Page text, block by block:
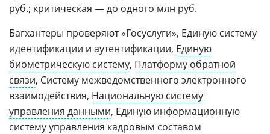
руб.; критическая — до одного млн руб.
Багхантеры проверяют «Госуслуги», Единую систему
идентификации и аутентификации, Единую
биометрическую систему, Платформу обратной
связи, Систему межведомственного электронного
взаимодействия, Национальную систему
управления данными, Единую информационную
систему управления кадровым составом